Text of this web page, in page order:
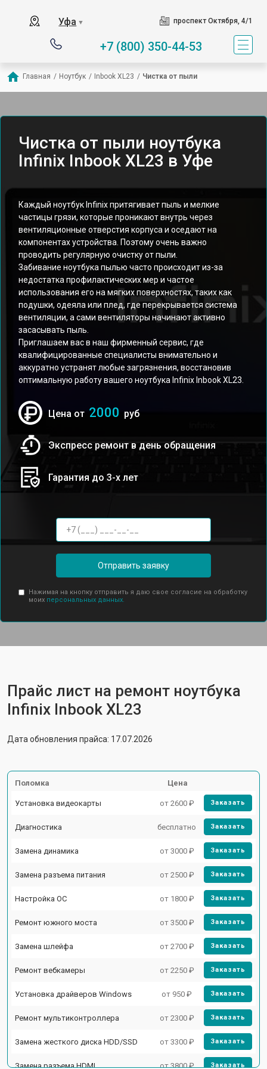
Уфа ▼ проспект Октября, 4/1
+7 (800) 350-44-53
Главная / Ноутбук / Inbook XL23 / Чистка от пыли
Чистка от пыли ноутбука
Infinix Inbook XL23 в Уфе
Каждый ноутбук Infinix притягивает пыль и мелкие
частицы грязи, которые проникают внутрь через
вентиляционные отверстия корпуса и оседают на
компонентах устройства. Поэтому очень важно
проводить регулярную очистку от пыли.
Забивание ноутбука пылью часто происходит из-за
недостатка профилактических мер и частое
использования его на мягких поверхностях, таких как
подушки, одеяла или плед, где перекрывается система
вентиляции, а сами вентиляторы начинают активно
засасывать пыль.
Приглашаем вас в наш фирменный сервис, где
квалифицированные специалисты внимательно и
аккуратно устранят любые загрязнения, восстановив
оптимальную работу вашего ноутбука Infinix Inbook XL23.
Цена от 2000 руб
Экспресс ремонт в день обращения
Гарантия до 3-х лет
Отправить заявку
Нажимая на кнопку отправить я даю свое согласие на обработку
моих персональных данных.
Прайс лист на ремонт ноутбука
Infinix Inbook XL23
Дата обновления прайса: 17.07.2026
Поломка Цена
Установка видеокарты от 2600 ₽ Заказать
Диагностика бесплатно Заказать
Замена динамика от 3000 ₽ Заказать
Замена разъема питания от 2500 ₽ Заказать
Настройка ОС от 1800 ₽ Заказать
Ремонт южного моста от 3500 ₽ Заказать
Замена шлейфа от 2700 ₽ Заказать
Ремонт вебкамеры от 2250 ₽ Заказать
Установка драйверов Windows от 950 ₽ Заказать
Ремонт мультиконтроллера от 2300 ₽ Заказать
Замена жесткого диска HDD/SSD от 3300 ₽ Заказать
Замена разъема HDMI от 3800 ₽ Заказать